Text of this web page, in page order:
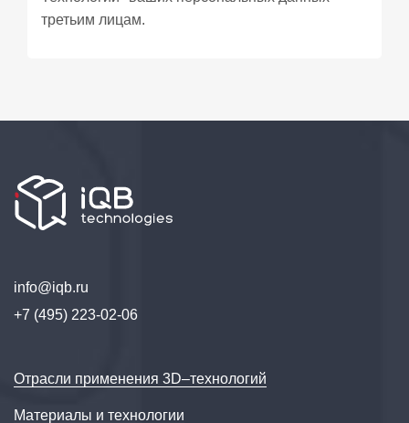
третьим лицам.
info@iqb.ru
+7 (495) 223-02-06
Отрасли применения 3D–технологий
Материалы и технологии